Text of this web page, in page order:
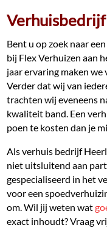
Bent u op zoek naar
bij Flex Verhuizen aan
jaar ervaring maken we
Verder dat wij van
trachten wij eveneens
kwaliteit band. Een
poen te kosten dan je
Als verhuis bedrijf
niet uitsluitend aan
gespecialiseerd in het
voor een
om. Wil jij weten wat
exact inhoudt? Vraag